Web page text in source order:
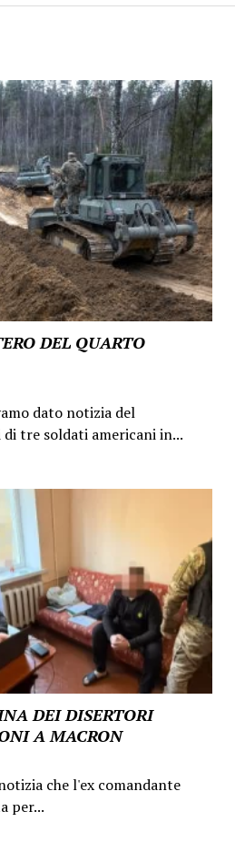
DEL QUARTO
dato notizia del
tre soldati americani in...
DEI DISERTORI
A MACRON
che l'ex comandante
per...